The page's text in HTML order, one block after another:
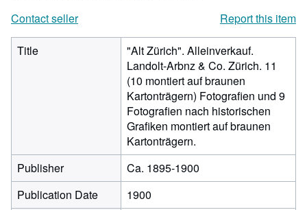
Contact seller
Report this item
Title
"Alt Zürich". Alleinverkauf.
Landolt-Arbnz & Co. Zürich. 11
(10 montiert auf braunen
Kartonträgern) Fotografien und 9
Fotografien nach historischen
Grafiken montiert auf braunen
Kartonträgern.
Publisher
Ca. 1895-1900
Publication Date
1900